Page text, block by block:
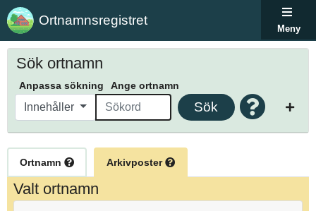
Ortnamnsregistret
Meny
Sök ortnamn
Anpassa sökning Ange ortnamn
Innehåller Sök
Ortnamn Arkivposter
Valt ortnamn